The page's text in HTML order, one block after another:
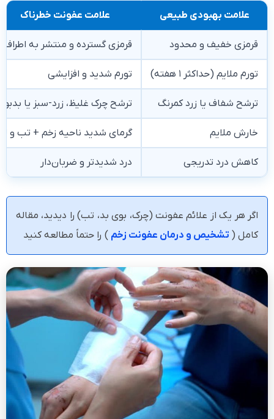
علامت بهبودی طبیعی علامت عفونت خطرناک
قرمزی خفیف و محدود قرمزی گسترده و منتشر به اطراف
تورم ملایم (حداکثر ۱ هفته) تورم شدید و افزایشی
ترشح شفاف یا زرد کمرنگ ترشح چرک غلیظ، زرد-سبز یا بدبو
خارش ملایم گرمای شدید ناحیه زخم + تب و
کاهش درد تدریجی درد شدیدتر و ضربان‌دار
اگر هر یک از علائم عفونت (چرک، بوی بد، تب) را دیدید، مقاله
کامل ( تشخیص و درمان عفونت زخم ) را حتماً مطالعه کنید